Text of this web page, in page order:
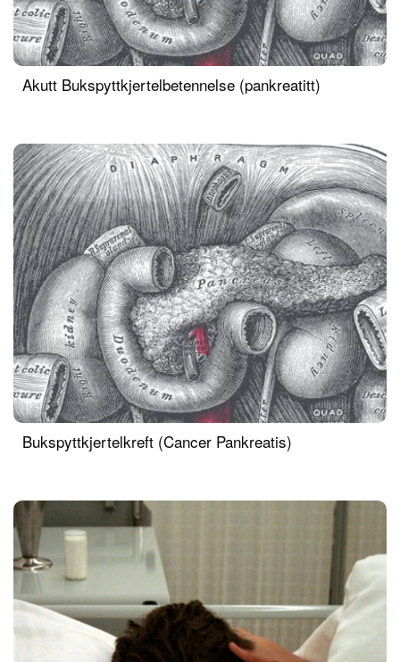
Akutt Bukspyttkjertelbetennelse (pankreatitt)
Bukspyttkjertelkreft (Cancer Pankreatis)